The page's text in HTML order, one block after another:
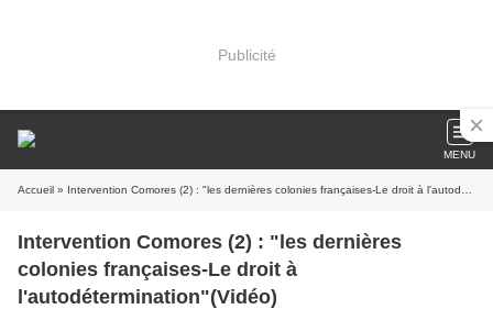
Publicité
MENU
Accueil » Intervention Comores (2) : "les dernières colonies françaises-Le droit à l'autodétermination"(Vidéo)
Intervention Comores (2) : "les dernières
colonies françaises-Le droit à
l'autodétermination"(Vidéo)